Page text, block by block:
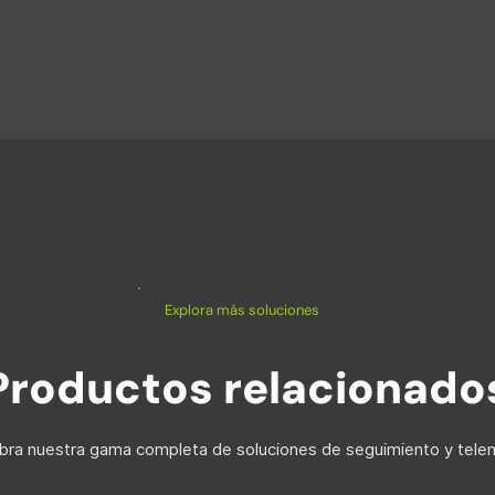
Explora más soluciones
nuestra gama completa de soluciones de seguimiento y